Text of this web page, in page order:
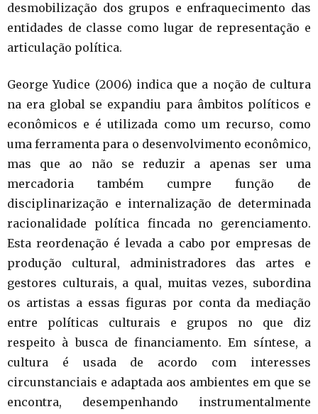
desmobilização dos grupos e enfraquecimento das
entidades de classe como lugar de representação e
articulação política.
George Yudice (2006) indica que a noção de cultura
na era global se expandiu para âmbitos políticos e
econômicos e é utilizada como um recurso, como
uma ferramenta para o desenvolvimento econômico,
mas que ao não se reduzir a apenas ser uma
mercadoria também cumpre função de
disciplinarização e internalização de determinada
racionalidade política fincada no gerenciamento.
Esta reordenação é levada a cabo por empresas de
produção cultural, administradores das artes e
gestores culturais, a qual, muitas vezes, subordina
os artistas a essas figuras por conta da mediação
entre políticas culturais e grupos no que diz
respeito à busca de financiamento. Em síntese, a
cultura é usada de acordo com interesses
circunstanciais e adaptada aos ambientes em que se
encontra, desempenhando instrumentalmente